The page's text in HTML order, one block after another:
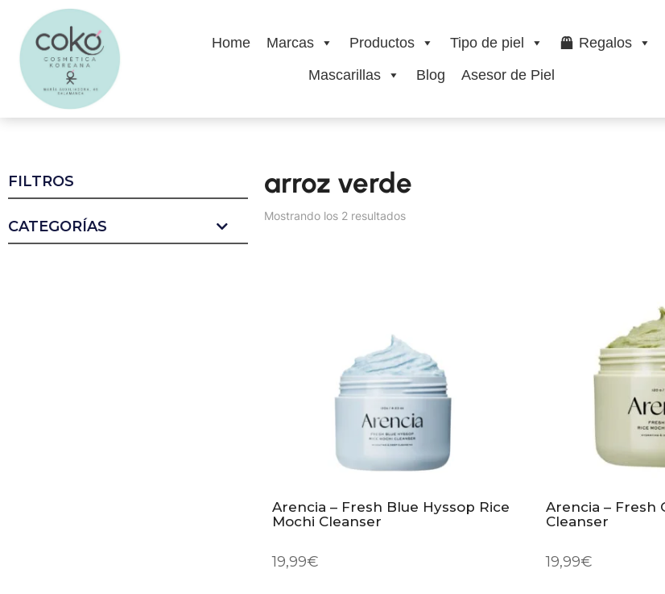
Home Marcas Productos Tipo de piel
Regalos
Mascarillas
Blog Asesor de Piel
FILTROS
CATEGORÍAS
arroz verde
Mostrando los 2 resultados
Arencia – Fresh Blue Hyssop Rice
Mochi Cleanser
19,99€
Arencia – Fresh
Cleanser
19,99€